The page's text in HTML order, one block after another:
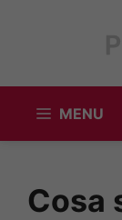
MENU
Cosa